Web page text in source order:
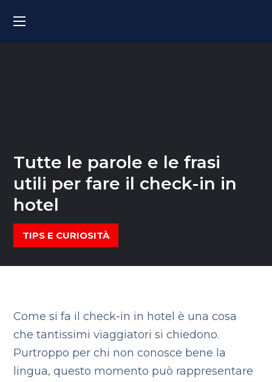
Tutte le parole e le frasi
utili per fare il check-in in
hotel
TIPS E CURIOSITÀ
Come si fa il check-in in hotel è una cosa
che tantissimi viaggiatori si chiedono.
Purtroppo per chi non conosce bene la
lingua, questo momento può rappresentare